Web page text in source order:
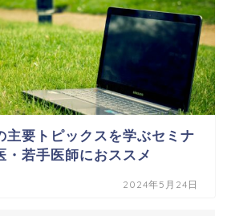
主要トピックスを学ぶセミナ
・若手医師におススメ
2024年5月24日